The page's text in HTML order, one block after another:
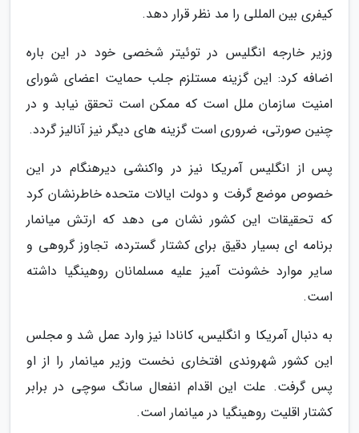
کیفری بین المللی را مد نظر قرار دهد.
وزیر خارجه انگلیس در توئیتر شخصی خود در این باره
اضافه کرد: این گزینه مستلزم جلب حمایت اعضای شورای
امنیت سازمان ملل است که ممکن است تحقق نیابد و در
چنین صورتی، ضروری است گزینه های دیگر نیز آنالیز گردد.
پس از انگلیس آمریکا نیز در واکنشی دیرهنگام در این
خصوص موضع گرفت و دولت ایالات متحده خاطرنشان کرد
که تحقیقات این کشور نشان می دهد که ارتش میانمار
برنامه ای بسیار دقیق برای کشتار گسترده، تجاوز گروهی و
سایر موارد خشونت آمیز علیه مسلمانان روهینگیا داشته
است.
به دنبال آمریکا و انگلیس، کانادا نیز وارد عمل شد و مجلس
این کشور شهروندی افتخاری نخست وزیر میانمار را از او
پس گرفت. علت این اقدام انفعال سانگ سوچی در برابر
کشتار اقلیت روهینگیا در میانمار است.